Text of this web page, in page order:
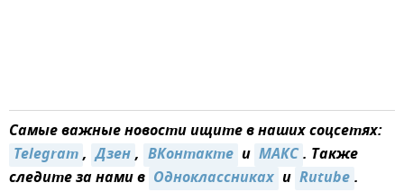
Самые важные новости ищите в наших соцсетях:
Telegram, Дзен, ВКонтакте и MAКС. Также
следите за нами в Одноклассниках и Rutube.